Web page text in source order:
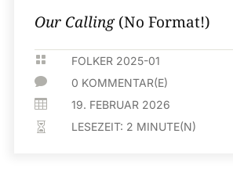
Our Calling(No Format!)
 FOLKER 2025-01
 0 KOMMENTAR(E)
 19. FEBRUAR 2026
 LESEZEIT: 2 MINUTE(N)